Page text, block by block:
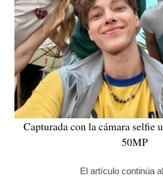
Capturada con la cámara selfie
50MP
El artículo continúa